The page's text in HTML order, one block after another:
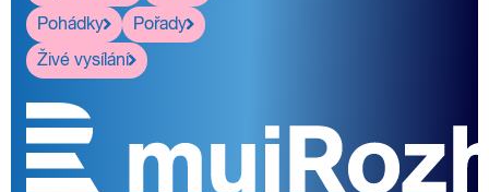
Pohádky
Pořady
Živé vysílání